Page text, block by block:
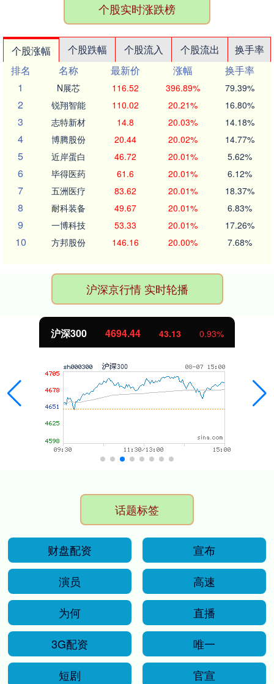
个股实时涨跌榜
个股涨幅 个股跌幅 个股流入 个股流出
换手率
排名
名称 最新价 涨幅
换手率
1
N展芯 116.52 396.89% 79.39%
2 锐翔智能 110.02 20.21% 16.80%
3 志特新材 14.8 20.03% 14.18%
4 博腾股份 20.44 20.02% 14.77%
5 近岸蛋白 46.72 20.01% 5.62%
6 毕得医药 61.6 20.01% 6.12%
7 五洲医疗 83.62 20.01% 18.37%
8 耐科装备 49.67 20.01% 6.83%
9 一博科技 53.33 20.01% 17.26%
10 方邦股份 146.16 20.00% 7.68%
沪深京行情 实时轮播
沪深300 4694.44 43.13 0.93%
话题标签
财盘配资
宣布
演员
高速
为何
直播
3G配资
唯一
短剧
官宣